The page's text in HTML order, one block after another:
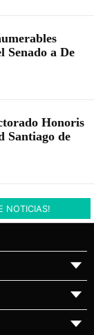
Senado a De
Honoris
Santiago de
NOTICIAS!
▼
▼
▼